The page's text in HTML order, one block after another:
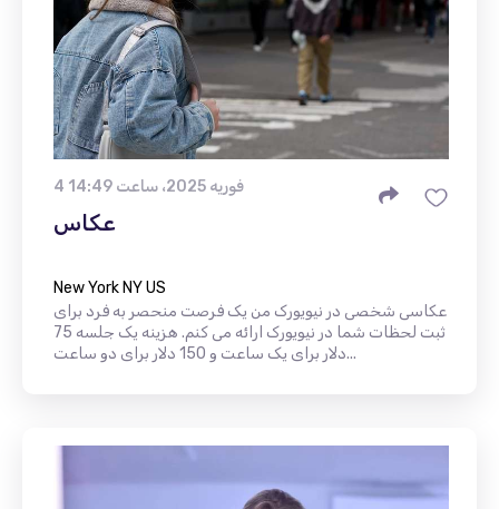
4 فوریه 2025، ساعت 14:49
عکاس
New York NY US
عکاسی شخصی در نیویورک من یک فرصت منحصر به فرد برای
ثبت لحظات شما در نیویورک ارائه می کنم. هزینه یک جلسه 75
دلار برای یک ساعت و 150 دلار برای دو ساعت...